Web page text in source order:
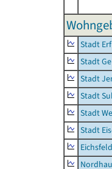
Stadt
Stadt
Stadt
Stadt
Stadt
Stadt
Eichsfeld